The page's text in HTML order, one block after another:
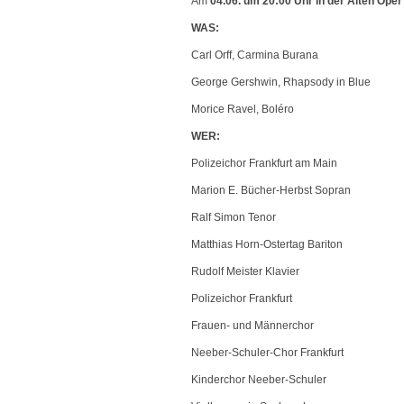
WAS:
Carl Orff, Carmina Burana
George Gershwin, Rhapsody in Blue
Morice Ravel, Boléro
WER:
Polizeichor Frankfurt am Main
Marion E. Bücher-Herbst Sopran
Ralf Simon Tenor
Matthias Horn-Ostertag Bariton
Rudolf Meister Klavier
Polizeichor Frankfurt
Frauen- und Männerchor
Neeber-Schuler-Chor Frankfurt
Kinderchor Neeber-Schuler